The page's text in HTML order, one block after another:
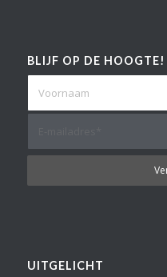
BLIJF OP DE HOOGTE!
UITGELICHT